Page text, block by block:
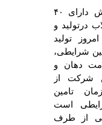
شرکت سهامی داروپخش دارای ۴۰
درتولید و
تولید
شرایطی،
دهان و
شرکت از
تامین
است
از طرف